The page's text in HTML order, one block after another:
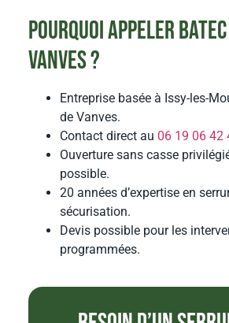
Pourquoi appeler
Vanves ?
Entreprise basée à Issy-les-
de Vanves.
Contact direct au 06 19 06 42
Ouverture sans casse
possible.
20 années d’expertise en
sécurisation.
Devis possible pour les
programmées.